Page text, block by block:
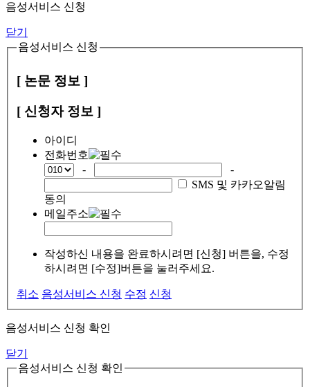
음성서비스 신청
닫기
음성서비스 신청
[ 논문 정보 ]
[ 신청자 정보 ]
아이디
전화번호
-
-
SMS 및 카카오알림
동의
메일주소
작성하신 내용을 완료하시려면 [신청] 버튼을, 수정
하시려면 [수정]버튼을 눌러주세요.
취소 음성서비스 신청 수정 신청
음성서비스 신청 확인
닫기
음성서비스 신청 확인